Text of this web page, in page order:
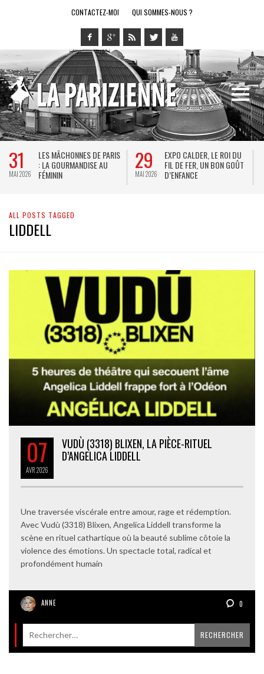
CONTACTEZ-MOI QUI SOMMES-NOUS ?
31
MAI 2026
LES MÂCHONNES DE PARIS
: LA GOURMANDISE AU
FÉMININ
29
MAI 2026
EXPO CALDER, LE ROI DU
FIL DE FER, UN BON GOÛT
D’ENFANCE
ALL POSTS TAGGED
LIDDELL
07
AVR2026
VUDÙ (3318) BLIXEN, LA PIÈCE-RITUEL
D’ANGELICA LIDDELL
Une traversée viscérale entre amour, rage et rédemption.
Avec Vudù (3318) Blixen, Angelica Liddell transforme la
scène en rituel cathartique où la beauté sublime côtoie la
violence des émotions. Un spectacle total, radical et
profondément humain
ANNE 0